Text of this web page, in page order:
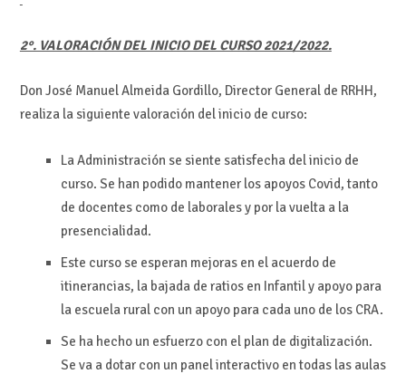
2°. VALORACIÓN DEL INICIO DEL CURSO 2021/2022.
Don José Manuel Almeida Gordillo, Director General de RRHH,
realiza la siguiente valoración del inicio de curso:
La Administración se siente satisfecha del inicio de
curso. Se han podido mantener los apoyos Covid, tanto
de docentes como de laborales y por la vuelta a la
presencialidad.
Este curso se esperan mejoras en el acuerdo de
itinerancias, la bajada de ratios en Infantil y apoyo para
la escuela rural con un apoyo para cada uno de los CRA.
Se ha hecho un esfuerzo con el plan de digitalización.
Se va a dotar con un panel interactivo en todas las aulas